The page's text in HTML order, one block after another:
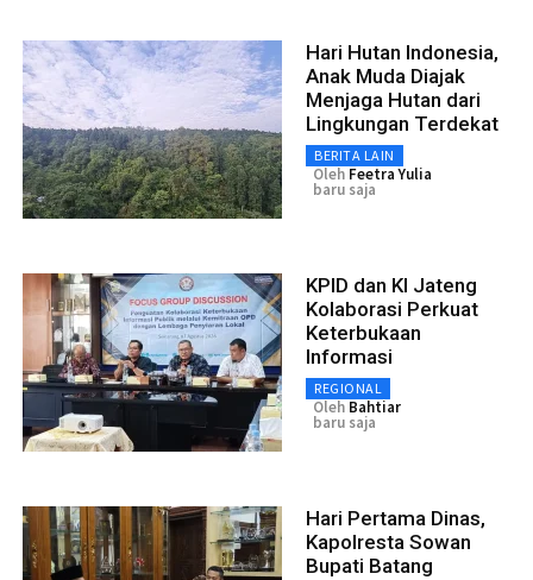
Hari Hutan Indonesia,
Anak Muda Diajak
Menjaga Hutan dari
Lingkungan Terdekat
BERITA LAIN
Oleh Feetra Yulia
baru saja
KPID dan KI Jateng
Kolaborasi Perkuat
Keterbukaan
Informasi
REGIONAL
Oleh Bahtiar
baru saja
Hari Pertama Dinas,
Kapolresta Sowan
Bupati Batang